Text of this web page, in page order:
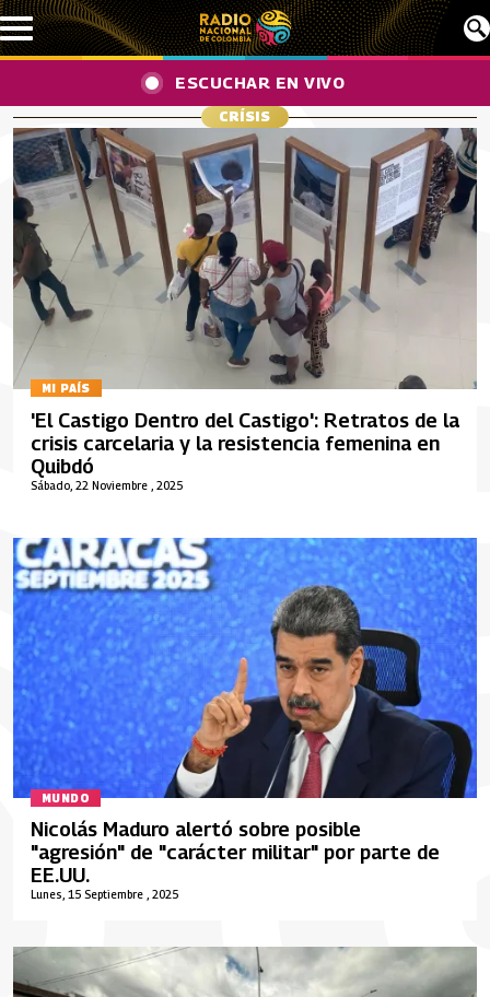
Pasar al contenido principal
ESCUCHAR EN VIVO
CRÍSIS
MI PAÍS
Sábado, 22 Noviembre , 2025
'El Castigo Dentro del Castigo': Retratos de la
crisis carcelaria y la resistencia femenina en
Quibdó
MUNDO
Lunes, 15 Septiembre , 2025
Nicolás Maduro alertó sobre posible
"agresión" de "carácter militar" por parte de
EE.UU.